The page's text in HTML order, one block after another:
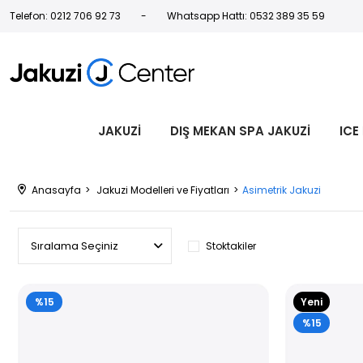
Telefon: 0212 706 92 73 Whatsapp Hattı: 0532 389 35 59
JAKUZİ DIŞ MEKAN SPA JAKUZİ
Anasayfa Jakuzi Modelleri ve Fiyatları Asimetrik Jakuzi
Stoktakiler
%15
Yeni
Ürün
%15